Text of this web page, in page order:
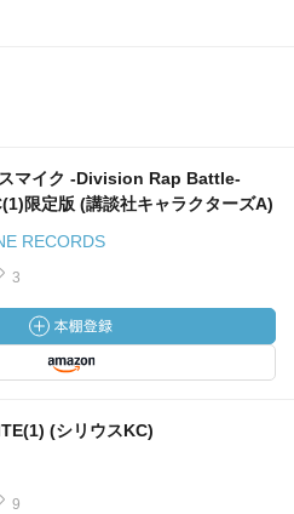
マイク -Division Rap Battle-
限定版 (講談社キャラクターズA)
RECORDS
3
(シリウスKC)
9